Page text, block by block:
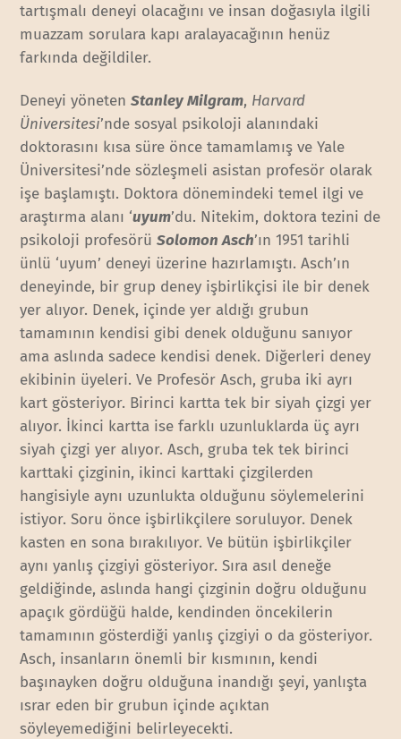
tartışmalı deneyi olacağını ve insan doğasıyla ilgili
muazzam sorulara kapı aralayacağının henüz
farkında değildiler.
Deneyi yönetenStanley Milgram, Harvard
Üniversitesi’nde sosyal psikoloji alanındaki
doktorasını kısa süre önce tamamlamış ve Yale
Üniversitesi’nde sözleşmeli asistan profesör olarak
işe başlamıştı. Doktora dönemindeki temel ilgi ve
araştırma alanı ‘uyum’du. Nitekim, doktora tezini de
psikoloji profesörüSolomon Asch’ın 1951 tarihli
ünlü ‘uyum’ deneyi üzerine hazırlamıştı. Asch’ın
deneyinde, bir grup deney işbirlikçisi ile bir denek
yer alıyor. Denek, içinde yer aldığı grubun
tamamının kendisi gibi denek olduğunu sanıyor
ama aslında sadece kendisi denek. Diğerleri deney
ekibinin üyeleri. Ve Profesör Asch, gruba iki ayrı
kart gösteriyor. Birinci kartta tek bir siyah çizgi yer
alıyor. İkinci kartta ise farklı uzunluklarda üç ayrı
siyah çizgi yer alıyor. Asch, gruba tek tek birinci
karttaki çizginin, ikinci karttaki çizgilerden
hangisiyle aynı uzunlukta olduğunu söylemelerini
istiyor. Soru önce işbirlikçilere soruluyor. Denek
kasten en sona bırakılıyor. Ve bütün işbirlikçiler
aynı yanlış çizgiyi gösteriyor. Sıra asıl deneğe
geldiğinde, aslında hangi çizginin doğru olduğunu
apaçık gördüğü halde, kendinden öncekilerin
tamamının gösterdiği yanlış çizgiyi o da gösteriyor.
Asch, insanların önemli bir kısmının, kendi
başınayken doğru olduğuna inandığı şeyi, yanlışta
ısrar eden bir grubun içinde açıktan
söyleyemediğini belirleyecekti.